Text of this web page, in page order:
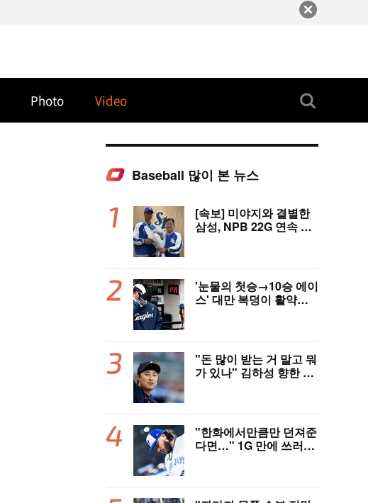
Photo Video
Baseball 많이 본 뉴스
[속보] 미야지와 결별한
삼성, NPB 22G 연속 무
'눈물의 첫승→10승 에이
스' 대만 복덩이 활약에
"돈 많이 받는 거 말고 뭐
가 있나" 김하성 향한 현
판
"한화에서만큼만 던져준
다면…" 1G 만에 쓰러진